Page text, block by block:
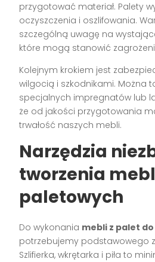
przygotować materiał. Palety
oczyszczenia i oszlifowania.
szczególną uwagę na
które mogą stanowić
Kolejnym krokiem jest
wilgocią i szkodnikami. Można
specjalnych impregnatów lub
że od jakości przygotowania
trwałość naszych mebli.
Narzędzia
tworzenia
paletowych
Do wykonania mebli z palet
potrzebujemy podstawowego
Szlifierka, wkrętarka i piła to